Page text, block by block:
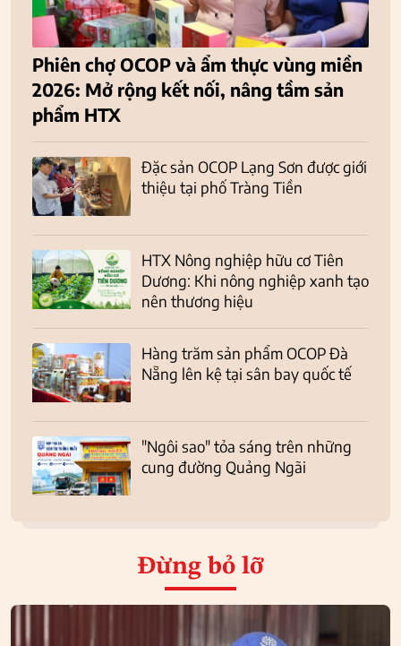
Phiên chợ OCOP và ẩm thực vùng miền
2026: Mở rộng kết nối, nâng tầm sản
phẩm HTX
Đặc sản OCOP Lạng Sơn được giới
thiệu tại phố Tràng Tiền
HTX Nông nghiệp hữu cơ Tiên
Dương: Khi nông nghiệp xanh tạo
nên thương hiệu
Hàng trăm sản phẩm OCOP Đà
Nẵng lên kệ tại sân bay quốc tế
"Ngôi sao" tỏa sáng trên những
cung đường Quảng Ngãi
Đừng bỏ lỡ